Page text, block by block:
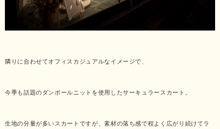
隣りに合わせてオフィスカジュアルなイメージで、
今季も話題のダンボールニットを使用したサーキュラースカート。
生地の分量が多いスカートですが、素材の落ち感で程よく広がり続けてラ